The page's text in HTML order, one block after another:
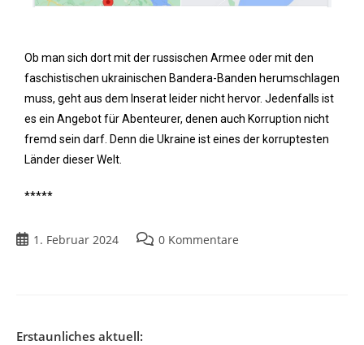
Ob man sich dort mit der russischen Armee oder mit den
faschistischen ukrainischen Bandera-Banden herumschlagen
muss, geht aus dem Inserat leider nicht hervor. Jedenfalls ist
es ein Angebot für Abenteurer, denen auch Korruption nicht
fremd sein darf. Denn die Ukraine ist eines der korruptesten
Länder dieser Welt.
*****
1. Februar 2024 0 Kommentare
Erstaunliches aktuell: